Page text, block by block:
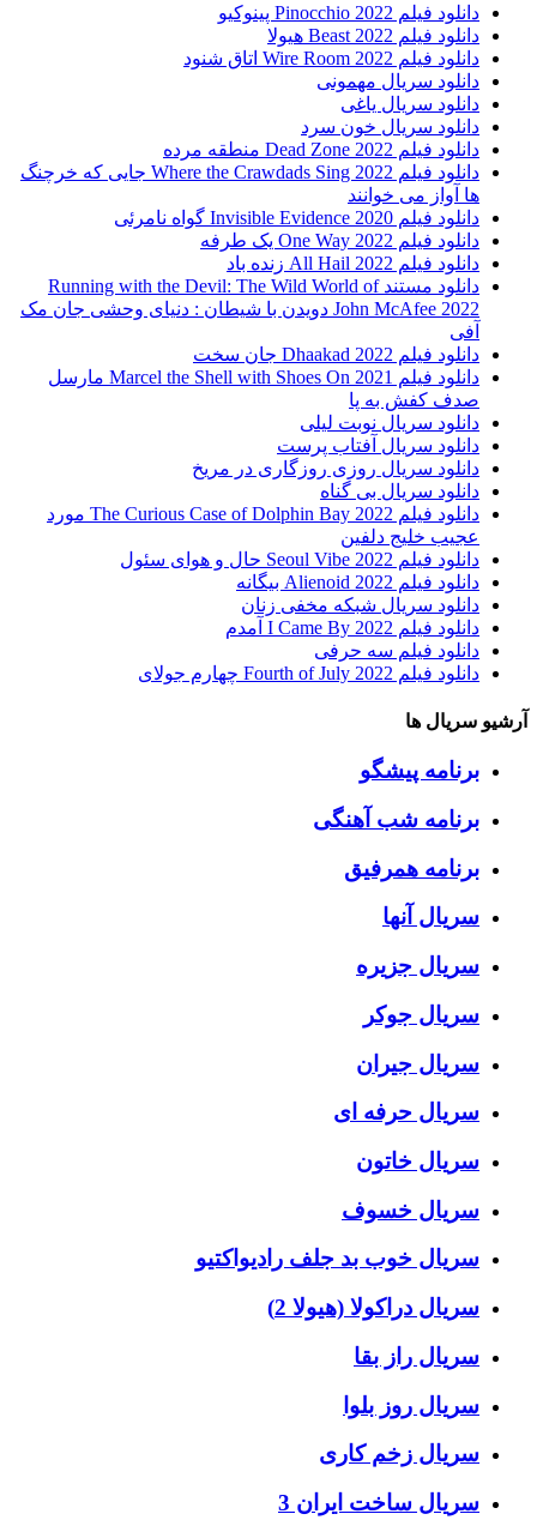
دانلود فیلم Pinocchio 2022 پینوکیو
دانلود فیلم Beast 2022 هیولا
دانلود فیلم Wire Room 2022 اتاق شنود
دانلود سریال مهمونی
دانلود سریال یاغی
دانلود سریال خون سرد
دانلود فیلم 2022 Dead Zone منطقه مرده
دانلود فیلم Where the Crawdads Sing 2022 جایی که خرچنگ
ها آواز می خوانند
دانلود فیلم 2020 Invisible Evidence گواه نامرئی
دانلود فیلم One Way 2022 یک طرفه
دانلود فیلم All Hail 2022 زنده باد
دانلود مستند Running with the Devil: The Wild World of
John McAfee 2022 دویدن با شیطان : دنیای وحشی جان مک
آفی
دانلود فیلم Dhaakad 2022 جان سخت
دانلود فیلم Marcel the Shell with Shoes On 2021 مارسل
صدف کفش به پا
دانلود سریال نوبت لیلی
دانلود سریال آفتاب پرست
دانلود سریال روزی روزگاری در مریخ
دانلود سریال بی گناه
دانلود فیلم The Curious Case of Dolphin Bay 2022 مورد
عجیب خلیج دلفین
دانلود فیلم Seoul Vibe 2022 حال و هوای سئول
دانلود فیلم Alienoid 2022 بیگانه
دانلود سریال شبکه مخفی زنان
دانلود فیلم I Came By 2022 آمدم
دانلود فیلم سه حرفی
دانلود فیلم Fourth of July 2022 چهارم جولای
آرشیو سریال ها
برنامه پیشگو
برنامه شب آهنگی
برنامه همرفیق
سریال آنها
سریال جزیره
سریال جوکر
سریال جیران
سریال حرفه ای
سریال خاتون
سریال خسوف
سریال خوب بد جلف رادیواکتیو
سریال دراکولا (هیولا 2)
سریال راز بقا
سریال روز بلوا
سریال زخم کاری
سریال ساخت ایران 3